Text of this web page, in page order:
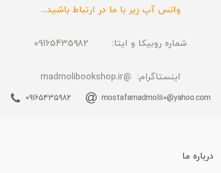
واتس آپ زیر با ما در ارتباط باشید...
شماره روبیکا و ایتا: 09165435982
اینستاگرام: @madmolibookshop.ir
mostafamadmoli10@yahoo.com
09165435982
درباره ما